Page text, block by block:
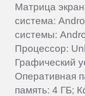
Матрица
система:
системы:
Процессор:
Графический
Оперативная
память: 4 ГБ;
Globus
Gmini
Goclever